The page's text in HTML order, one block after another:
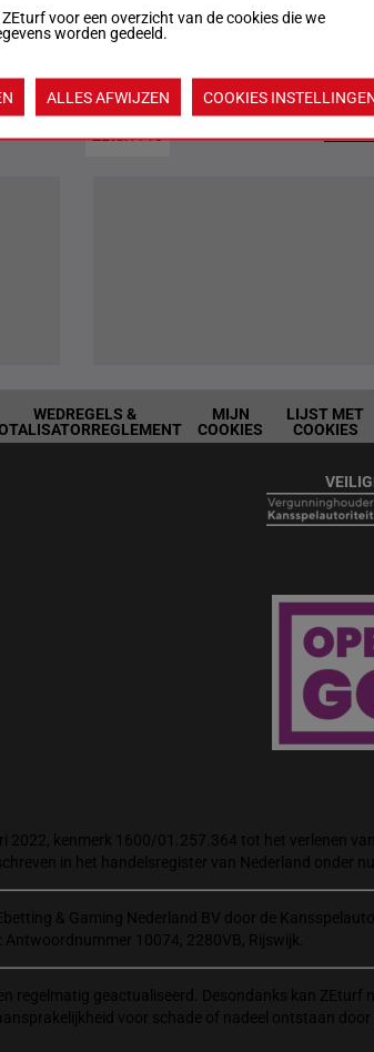
ZEturf Pro
WEDREGELS &
MIJN
COOKIES
LIJST MET
COOKIES
kenmerk 1600/01.257.364 tot het verlenen
in het handelsregister van Nederland onder
& Gaming Nederland BV door de
10074, 2280VB, Rijswijk.
regelmatig geactualiseerd. Desondanks kan ZEturf
voor schade of nadeel ontstaan
voor een overzicht van de cookies die we
worden gedeeld.
ALLES AFWIJZEN COOKIES